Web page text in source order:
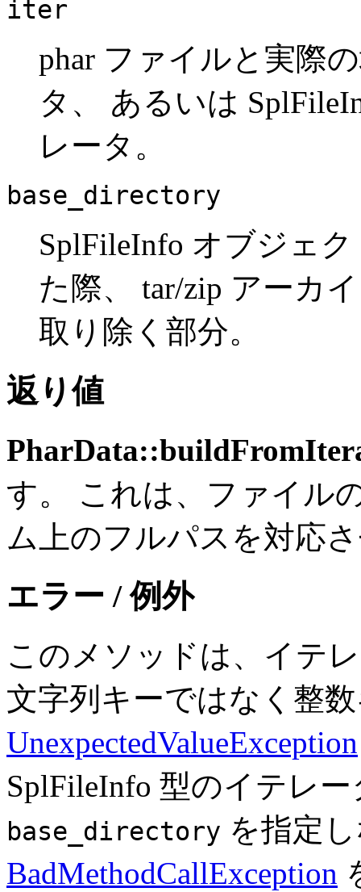
iter
phar ファイルと実際
タ、 あるいは
レータ。
base_directory
SplFileInfo オブジェ
た際、 tar/zip アーカ
取り除く部分。
返り値
す。 これは、ファイル
ム上のフルパスを対応
エラー / 例外
このメソッドは、イテ
文字列キーではなく整
UnexpectedValueException
SplFileInfo 型のイテレ
base_directory を指定
BadMethodCallException